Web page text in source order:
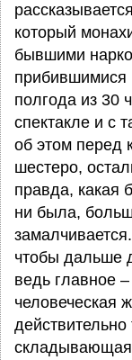
который
бывшими
прибившимися
полгода из 30
спектакле и с
об этом перед
шестеро,
правда, какая
ни была,
чтобы дальше
ведь главное
человеческая